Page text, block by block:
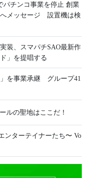
パチンコ事業を停止 創業
メッセージ 設置機は検
装、スマパチSAO最新作
」を提唱する
を事業承継 グループ41
ルの聖地はここだ！
ンターテイナーたち〜 Vo